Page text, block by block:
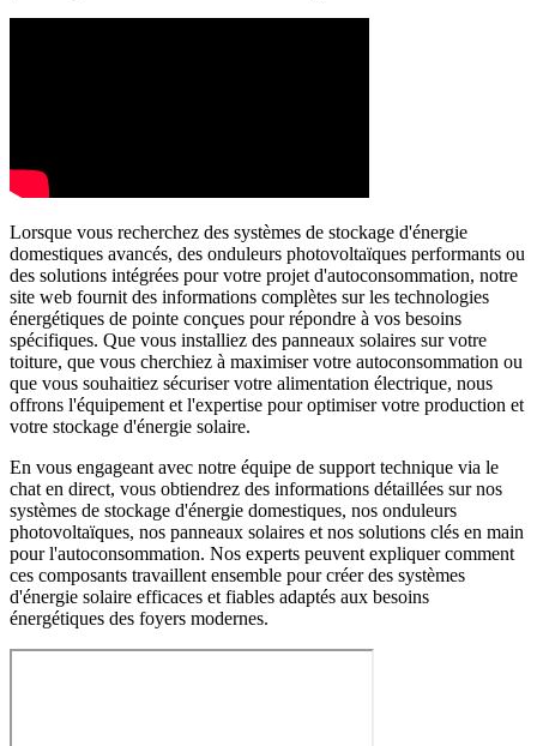
Lorsque vous recherchez des systèmes de stockage d'énergie
domestiques avancés, des onduleurs photovoltaïques performants ou
des solutions intégrées pour votre projet d'autoconsommation, notre
site web fournit des informations complètes sur les technologies
énergétiques de pointe conçues pour répondre à vos besoins
spécifiques. Que vous installiez des panneaux solaires sur votre
toiture, que vous cherchiez à maximiser votre autoconsommation ou
que vous souhaitiez sécuriser votre alimentation électrique, nous
offrons l'équipement et l'expertise pour optimiser votre production et
votre stockage d'énergie solaire.
En vous engageant avec notre équipe de support technique via le
chat en direct, vous obtiendrez des informations détaillées sur nos
systèmes de stockage d'énergie domestiques, nos onduleurs
photovoltaïques, nos panneaux solaires et nos solutions clés en main
pour l'autoconsommation. Nos experts peuvent expliquer comment
ces composants travaillent ensemble pour créer des systèmes
d'énergie solaire efficaces et fiables adaptés aux besoins
énergétiques des foyers modernes.